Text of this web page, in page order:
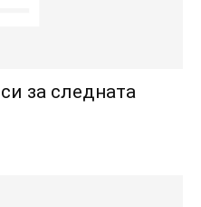
за следната